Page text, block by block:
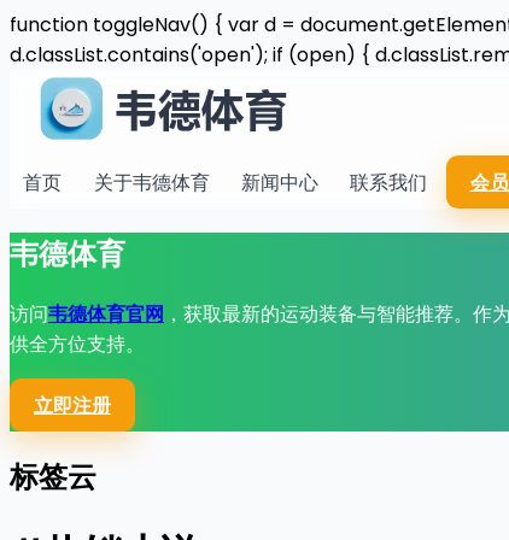
function toggleNav() { var d =
d.classList.contains('open'); if (open) {
首页 关于韦德体育 新闻中心 联系我们 会
韦德体育
访问韦德体育官网 ，获取最新的运动装备与智能推荐。
供全方位支持。
立即注册
标签云